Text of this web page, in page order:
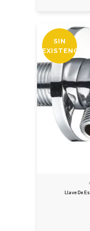
SIN
EXISTENCIAS
Llave De